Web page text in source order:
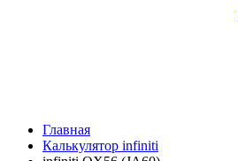
Главная
Калькулятор infiniti